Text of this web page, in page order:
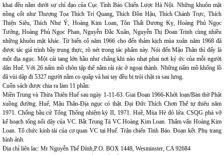
khai đều nằm dưới sự chỉ đạo của Cục Tình Báo Chiến Lược Hà Nội. Những khuôn mặt
nồng cốt như Thượng Tọa Thích Trí Quang, Thích Đôn Hậu, Thích Chánh Trực, Thích
Thiện Siêu, Thích Như Ý, Hoàng Kim Loan, Tôn Thất Dương Kỵ, Hoàng Phủ Ngọc
Tưởng, Hoàng Phủ Ngọc Phan, Nguyễn Đắc Xuân, Nguyễn Thị Đoan Trinh cùng nhiều
những khuôn mặt khác. Từ biến cố năm 1966 cho đến thảm kịch mùa xuân năm 1968 đã
được tác giả trình bầy trung thực, rõ nét trong tác phẩm này. Nói đến Mậu Thân thì đấy là
một địa ngục. Một cái tang lớn hầu như chẳng khi nào nhạt phai nơi ký ức của mỗi người
dân Huế. Với 26 nấm mồ chôn tập thể nằm rải rác ở ngoại thành. Những nấm mồ khổng lồ
đã vùi dập đi 5327 người nằm co quắp và hai tay đều bị trói chặt ra sau lưng.
Cuốn sách được chia ra làm 11 phần:
Miền Trung và Thừa Thiên Huế sau ngày 1-11-63. Giai Đoạn 1966-Khởi loạn/Bàn thờ Phật
xuồng đường. Huế, Mậu Thân-Địa ngục có thật. Đại Đức Thích Chơn Thể tự thiêu năm
1971. Chống bầu cử Tổng Thống nhiệm kỳ II, 1971. Huề, Mùa Hè đỏ lửa. CSQG phá vỡ
kế hoạch tổng nổi dậy của VC. Bắt Trung Tá VC Hoàng Kim Loan. Thẩm vấn Hoàng Kim
Loan. Tổ chức kinh tài của cơ quan VC tại Huế. Trận chiến Tình Báo. Đoạn kết. Phụ trang
hình ảnh.
Địa chỉ liên lac: Mr Nguyễn Thế Đỉnh,P.O. BOX 1448, Wesminster, CA 92684